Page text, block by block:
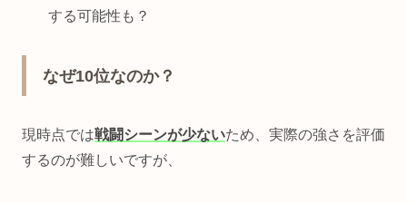
する可能性も？
なぜ10位なのか？
現時点では戦闘シーンが少ないため、実際の強さを評価
するのが難しいですが、